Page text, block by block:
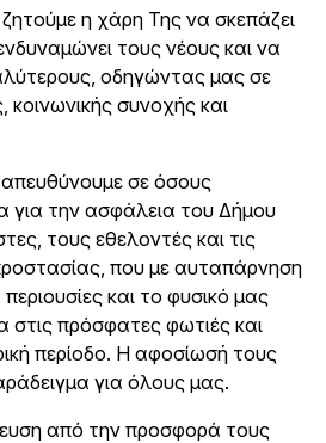
η χάρη Της να σκεπάζει
τους νέους και να
οδηγώντας μας σε
κοινωνικής συνοχής και
σε όσους
για την ασφάλεια του Δήμου
τους εθελοντές και τις
που με αυταπάρνηση
και το φυσικό μας
στις πρόσφατες φωτιές και
περίοδο. Η αφοσίωσή τους
για όλους μας.
από την προσφορά τους